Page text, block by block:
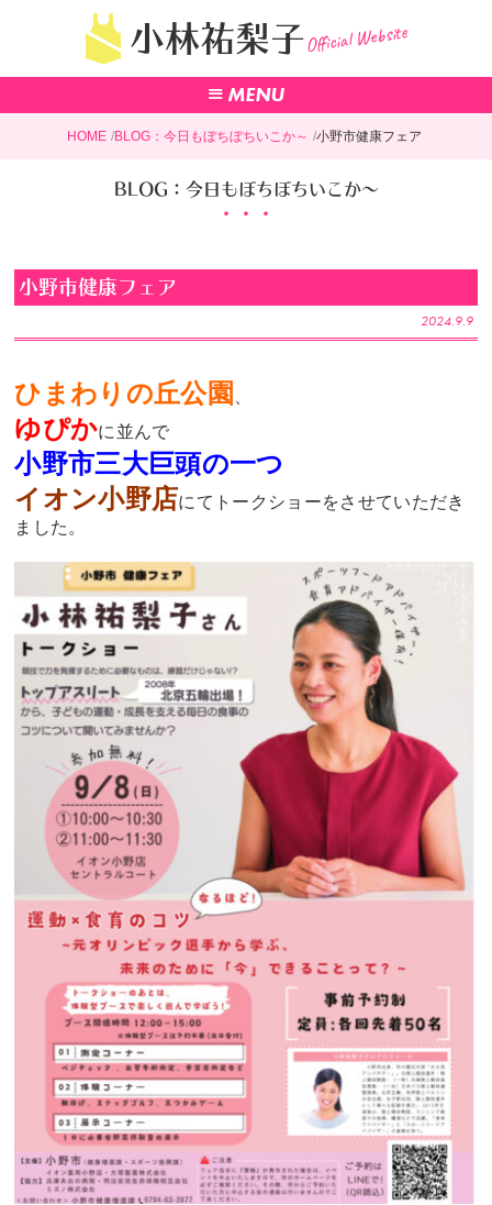
小林祐梨子Official Website
HOME BLOG：今日もぼちぼちいこか～ 小野市健康フェア
BLOG：今日もぼちぼちいこか～
小野市健康フェア
2024.9.9
ひまわりの丘公園
ゆぴかに並んで
小野市三大巨頭の一つ
イオン小野店にてトークショーをさせていただき
ました。